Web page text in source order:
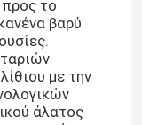
προς το
βαρύ
με την
άλατος